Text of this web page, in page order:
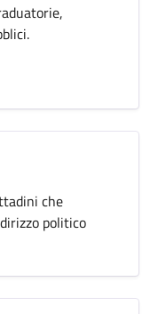
che
politico